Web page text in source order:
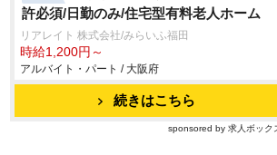
許必須/日勤のみ/住宅型有料老人ホーム
リアレイト 株式会社/みらいふ福田
時給1,200円～
アルバイト・パート / 大阪府
続きはこちら
sponsored by 求人ボック